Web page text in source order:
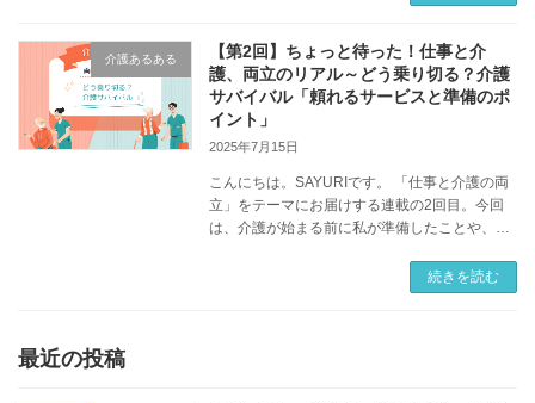
介護あるある
【第2回】ちょっと待った！仕事と介
護、両立のリアル～どう乗り切る？介護
サバイバル「頼れるサービスと準備のポ
イント」
2025年7月15日
こんにちは。SAYURIです。 「仕事と介護の両
立」をテーマにお届けする連載の2回目。今回
は、介護が始まる前に私が準備したことや、役
始まる時に行ったこと 介護休業制度は、自分が
続きを読む
最近の投稿